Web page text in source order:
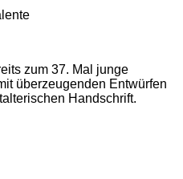
zum 37. Mal junge
überzeugenden Entwürfen
Handschrift.